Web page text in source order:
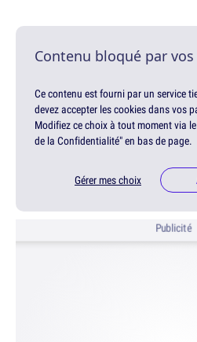
Contenu bloqué par
Ce contenu est fourni par un service
devez accepter les cookies dans vos
Modifiez ce choix à tout moment via
de la Confidentialité" en bas de page.
Gérer mes choix
Publicité